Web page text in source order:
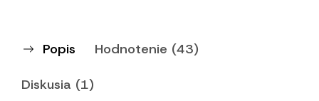
Popis Hodnotenie (43)
Diskusia (1)